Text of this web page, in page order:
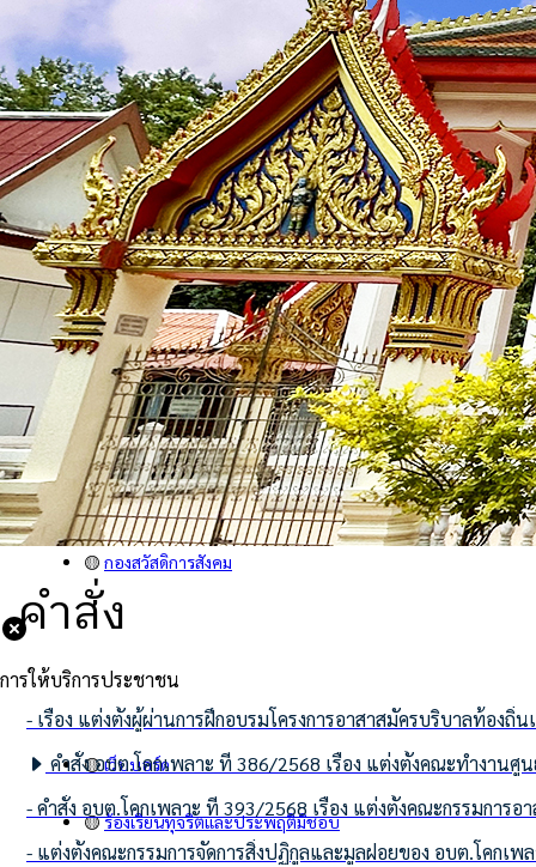
🟡สำนักงานปลัด
🟡กองการศึกษา ศาสนา และวัฒนธรรม
ข้อมูลการดำเนินงาน
🟡แผนพัฒนา
🟡 บริหารงานบุคคล
🟡คำสั่ง
🟡กองคลัง
🟡 กองสวัสดิการสังคม
การให้บริการประชาชน
🟡เว็บบอร์ด
🟡ร้องเรียนทุจริตและประพฤติมิชอบ
คำสั่ง
- เรื่อง แต่งตั้งผู้ผ่านการฝึกอบรมโครงการอาสาสมัครบริบาลท้อ
คำสั่ง อบต.โคกเพลาะ ที่ 386/2568 เรื่อง แต่งตั้งคณะทำงาน
- คำสั่ง อบต.โคกเพลาะ ที่ 393/2568 เรื่อง แต่งตั้งคณะกรรมการ
- แต่งตั้งคณะกรรมการจัดการสิ่งปฏิกูลและมูลฝอยของ อบต.โคกเพ